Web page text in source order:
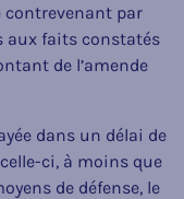
par
aux faits constatés
de l’amende
dans un délai de
ci, à moins que
de défense, le